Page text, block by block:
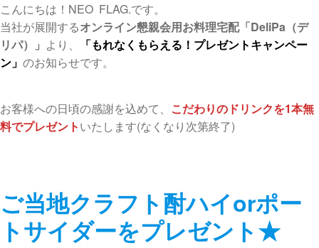
こんにちは！NEO FLAG.です。
当社が展開するオンライン懇親会用お料理宅配「DeliPa（デ
リパ）」 より、
「もれなくもらえる！プレゼントキャンペー
ン」 のお知らせです。
お客様への日頃の感謝を込めて、 こだわりのドリンクを1本無
料でプレゼントいたします(なくなり次第終了)
ご当地クラフト酎ハイorポー
トサイダーをプレゼント★